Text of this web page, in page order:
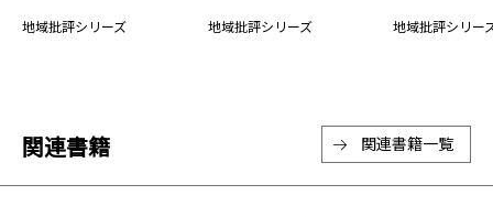
地域批評シリーズ 地域批評シリーズ 地域批評シリー
関連書籍 関連書籍一覧